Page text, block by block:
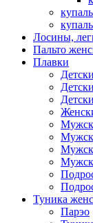
Лосины,
Пальто
Плавки
Туникa
Парэо